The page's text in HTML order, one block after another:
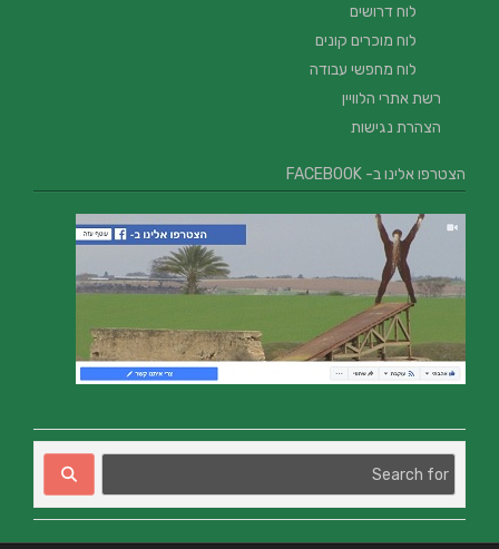
לוח דרושים
לוח מוכרים קונים
לוח מחפשי עבודה
רשת אתרי הלוויין
הצהרת נגישות
הצטרפו אלינו ב- FACEBOOK